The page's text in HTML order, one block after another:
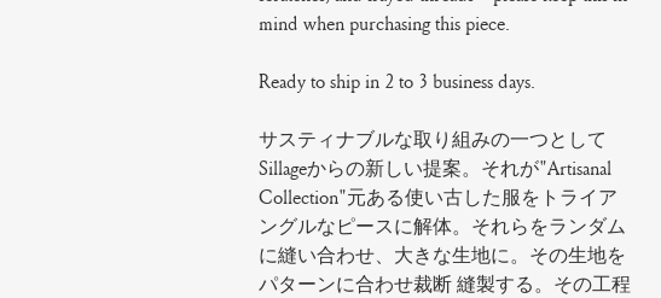
mind when purchasing this piece.
Ready to ship in 2 to 3 business days.
サスティナブルな取り組みの一つとして
Sillageからの新しい提案。それが"Artisanal
Collection"元ある使い古した服をトライア
ングルなピースに解体。それらをランダム
に縫い合わせ、大きな生地に。その生地を
パターンに合わせ裁断 縫製する。その工程